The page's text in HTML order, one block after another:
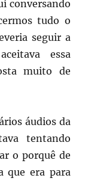
conversando
tudo o
seguir a
essa
muito de
áudios da
tentando
o porquê de
que era para